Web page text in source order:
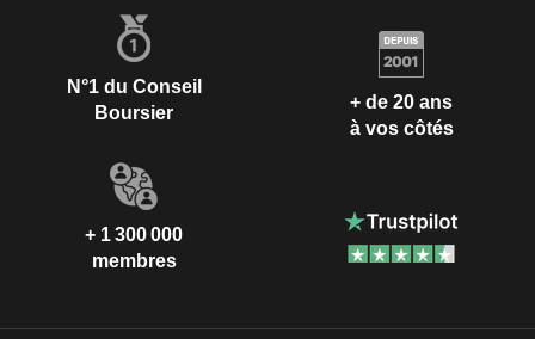
N°1 du Conseil
Boursier
+ de 20 ans
à vos côtés
+ 1 300 000
membres